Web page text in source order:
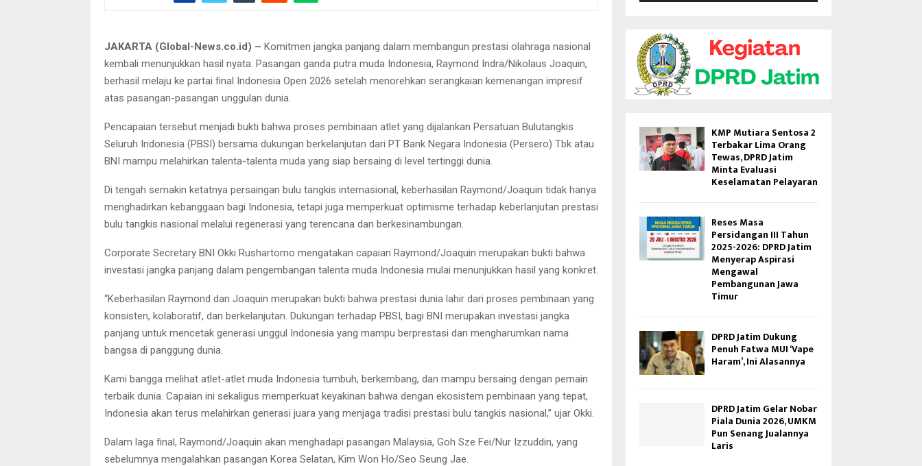
JAKARTA (Global-News.co.id) – Komitmen jangka panjang dalam membangun prestasi olahraga nasional
kembali menunjukkan hasil nyata. Pasangan ganda putra muda Indonesia, Raymond Indra/Nikolaus Joaquin,
berhasil melaju ke partai final Indonesia Open 2026 setelah menorehkan serangkaian kemenangan impresif
atas pasangan-pasangan unggulan dunia.
Pencapaian tersebut menjadi bukti bahwa proses pembinaan atlet yang dijalankan Persatuan Bulutangkis
Seluruh Indonesia (PBSI) bersama dukungan berkelanjutan dari PT Bank Negara Indonesia (Persero) Tbk atau
BNI mampu melahirkan talenta-talenta muda yang siap bersaing di level tertinggi dunia.
Di tengah semakin ketatnya persaingan bulu tangkis internasional, keberhasilan Raymond/Joaquin tidak hanya
menghadirkan kebanggaan bagi Indonesia, tetapi juga memperkuat optimisme terhadap keberlanjutan prestasi
bulu tangkis nasional melalui regenerasi yang terencana dan berkesinambungan.
Corporate Secretary BNI Okki Rushartomo mengatakan capaian Raymond/Joaquin merupakan bukti bahwa
investasi jangka panjang dalam pengembangan talenta muda Indonesia mulai menunjukkan hasil yang konkret.
“Keberhasilan Raymond dan Joaquin merupakan bukti bahwa prestasi dunia lahir dari proses pembinaan yang
konsisten, kolaboratif, dan berkelanjutan. Dukungan terhadap PBSI, bagi BNI merupakan investasi jangka
panjang untuk mencetak generasi unggul Indonesia yang mampu berprestasi dan mengharumkan nama
bangsa di panggung dunia.
Kami bangga melihat atlet-atlet muda Indonesia tumbuh, berkembang, dan mampu bersaing dengan pemain
terbaik dunia. Capaian ini sekaligus memperkuat keyakinan bahwa dengan ekosistem pembinaan yang tepat,
Indonesia akan terus melahirkan generasi juara yang menjaga tradisi prestasi bulu tangkis nasional,” ujar Okki.
Dalam laga final, Raymond/Joaquin akan menghadapi pasangan Malaysia, Goh Sze Fei/Nur Izzuddin, yang
sebelumnya mengalahkan pasangan Korea Selatan, Kim Won Ho/Seo Seung Jae.
e
o
KMP Mutiara Sentosa 2
Terbakar Lima Orang
Tewas, DPRD Jatim
Minta Evaluasi
Keselamatan Pelayaran
Reses Masa
Persidangan III Tahun
2025-2026: DPRD Jatim
Menyerap Aspirasi
Mengawal
Pembangunan Jawa
Timur
DPRD Jatim Dukung
Penuh Fatwa MUI ‘Vape
Haram’, Ini Alasannya
DPRD Jatim Gelar Nobar
Piala Dunia 2026, UMKM
Pun Senang Jualannya
Laris